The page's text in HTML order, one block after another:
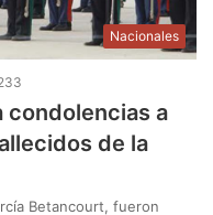
Nacionales
condolencias a
de la
Betancourt, fueron